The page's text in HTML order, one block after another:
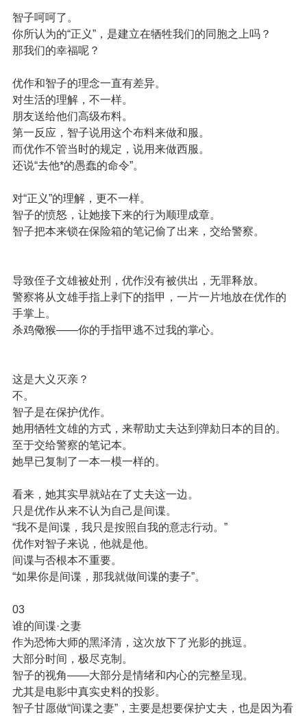
智子呵呵了。
你所认为的“正义”，是建立在牺牲我们的同胞之上吗？
那我们的幸福呢？
优作和智子的理念一直有差异。
对生活的理解，不一样。
朋友送给他们高级布料。
第一反应，智子说用这个布料来做和服。
而优作不管当时的规定，说用来做西服。
还说“去他*的愚蠢的命令”。
对“正义”的理解，更不一样。
智子的愤怒，让她接下来的行为顺理成章。
智子把本来锁在保险箱的笔记偷了出来，交给警察。
导致侄子文雄被处刑，优作没有被供出，无罪释放。
警察将从文雄手指上剥下的指甲，一片一片地放在优作的
手掌上。
杀鸡儆猴——你的手指甲逃不过我的掌心。
这是大义灭亲？
不。
智子是在保护优作。
她用牺牲文雄的方式，来帮助丈夫达到弹劾日本的目的。
至于交给警察的笔记本。
她早已复制了一本一模一样的。
看来，她其实早就站在了丈夫这一边。
只是优作从来不认为自己是间谍。
“我不是间谍，我只是按照自我的意志行动。”
优作对智子来说，他就是他。
间谍与否根本不重要。
“如果你是间谍，那我就做间谍的妻子”。
03
谁的间谍·之妻
作为恐怖大师的黑泽清，这次放下了光影的挑逗。
大部分时间，极尽克制。
智子的视角——大部分是情绪和内心的完整呈现。
尤其是电影中真实史料的投影。
智子甘愿做“间谍之妻”，主要是想要保护丈夫，也是因为看